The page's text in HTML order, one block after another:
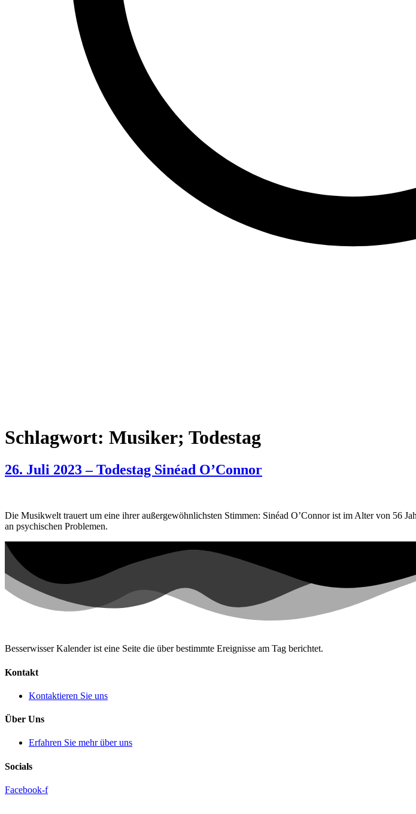
Schlagwort: Musiker; Todestag
26. Juli 2023 – Todestag Sinéad O’Connor
Die Musikwelt trauert um eine ihrer außergewöhnlichsten Stimmen: Sinéad O’Connor ist im Alter von 56
an psychischen Problemen.
Besserwisser Kalender ist eine Seite die über bestimmte Ereignisse am Tag berichtet.
Kontakt
Kontaktieren Sie uns
Über Uns
Erfahren Sie mehr über uns
Socials
Facebook-f